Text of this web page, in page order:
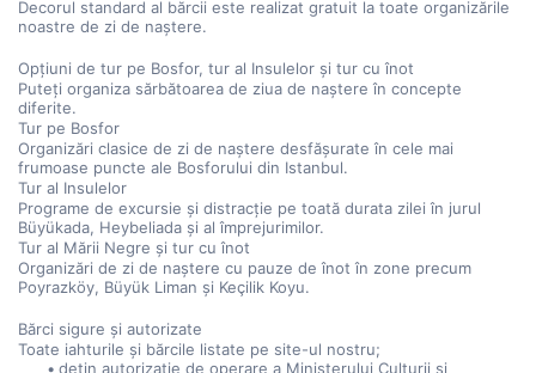
Decorul standard al bărcii este realizat gratuit la toate organizările
noastre de zi de naștere.
Opțiuni de tur pe Bosfor, tur al Insulelor și tur cu înot
Puteți organiza sărbătoarea de ziua de naștere în concepte
diferite.
Tur pe Bosfor
Organizări clasice de zi de naștere desfășurate în cele mai
frumoase puncte ale Bosforului din Istanbul.
Tur al Insulelor
Programe de excursie și distracție pe toată durata zilei în jurul
Büyükada, Heybeliada și al împrejurimilor.
Tur al Mării Negre și tur cu înot
Organizări de zi de naștere cu pauze de înot în zone precum
Poyrazköy, Büyük Liman și Keçilik Koyu.
Bărci sigure și autorizate
Toate iahturile și bărcile listate pe site-ul nostru;
dețin autorizație de operare a Ministerului Culturii și